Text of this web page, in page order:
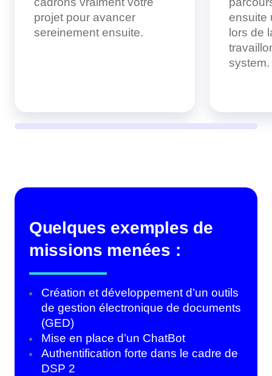
projet pour avancer
sereinement ensuite.
ensuite
lors de
system.
Quelques exemples de
missions menées :
Création et développement d’un outils
de gestion électronique de documents
(GED)
Mise en place d’un ChatBot
Authentification forte dans le cadre de
DSP 2